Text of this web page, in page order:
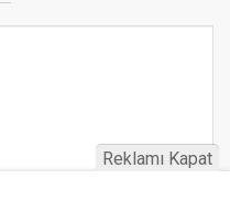
Reklamı Kapat